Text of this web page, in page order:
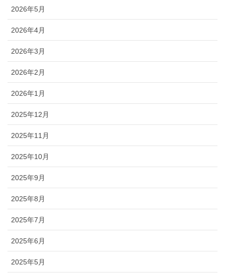
2026年5月
2026年4月
2026年3月
2026年2月
2026年1月
2025年12月
2025年11月
2025年10月
2025年9月
2025年8月
2025年7月
2025年6月
2025年5月